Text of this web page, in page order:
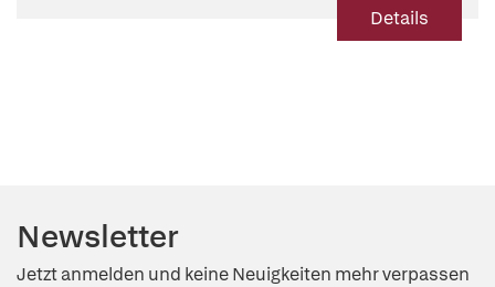
Details
Newsletter
Jetzt anmelden und keine Neuigkeiten mehr verpassen